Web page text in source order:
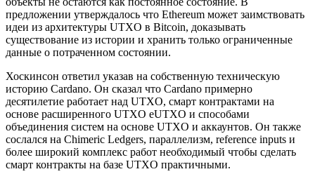
предложении утверждалось что Ethereum может заимствовать
идеи из архитектуры UTXO в Bitcoin, доказывать
существование из истории и хранить только ограниченные
данные о потраченном состоянии.
Хоскинсон ответил указав на собственную техническую
историю Cardano. Он сказал что Cardano примерно
десятилетие работает над UTXO, смарт контрактами на
основе расширенного UTXO eUTXO и способами
объединения систем на основе UTXO и аккаунтов. Он также
сослался на Chimeric Ledgers, параллелизм, reference inputs и
более широкий комплекс работ необходимый чтобы сделать
смарт контракты на базе UTXO практичными.